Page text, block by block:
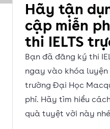
Hãy tận
cập miễn
thi IELTS
Bạn đã đăng ký thi
ngay vào khóa luyện
trường Đại Học
phí. Hãy tìm hiểu
quà tuyệt vời này